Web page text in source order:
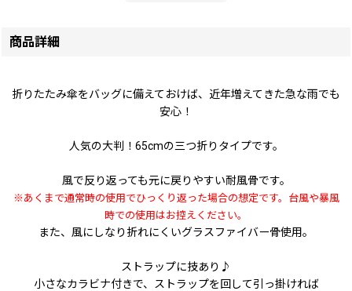
商品詳細
折りたたみ傘をバッグに備えておけば、近年増えてきた急な雨でも
安心！
人気の大判！65cmの三つ折りタイプです。
風で反り返っても元に戻りやすい耐風骨です。
※あくまで通常時の使用でひっくり返った場合の想定です。台風や暴風
時での使用はお控えください。
また、風にしなり折れにくいグラスファイバー骨使用。
ストラップに技あり♪
小さなカラビナ付きで、ストラップを回して引っ掛ければ